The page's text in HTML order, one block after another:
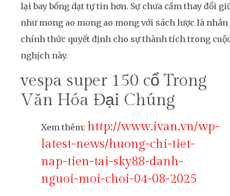
lại bay bổng dạt tự tin hơn. Sự chưa cầm thay đổi
như mong ao mong ao mong với sách lược là nhân
chính thức quyết định cho sự thành tích trong
nghịch này.
vespa super 150 cổ Trong
Văn Hóa Đại Chúng
Xem thêm: http://www.ivan.vn/wp-
latest-news/huong-chi-tiet-
nap-tien-tai-sky88-danh-
nguoi-moi-choi-04-08-2025